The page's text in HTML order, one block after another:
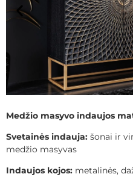
Medžio masyvo indaujos
Svetainės indauja: šonai ir
medžio masyvas
Indaujos kojos: metalinės,